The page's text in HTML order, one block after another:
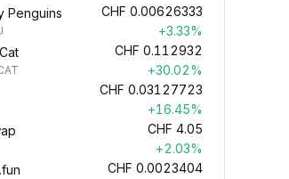
Penguins
CHF 0.00626333
+3.33%
CHF 0.112932
+30.02%
CHF 0.03127723
+16.45%
CHF 4.05
+2.03%
CHF 0.0023404